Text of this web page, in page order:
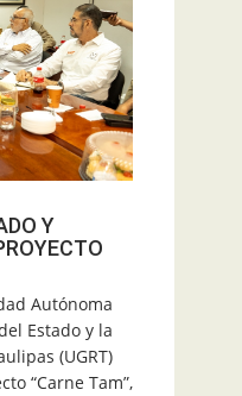
Y
Autónoma
Estado y la
(UGRT)
“Carne Tam”,